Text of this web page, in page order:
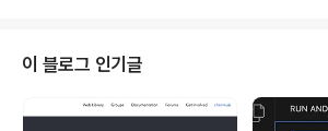
ession Non-max suppression example IOU로 b
ounding box를 예측하다 보면 위처럼 여러 개가 중첩되
어 있을 수 있습니다. 이미지를 여러 개의 grid로 쪼개어
위치를 예측하기 때문이죠. 따라서 예측된 ..
이 블로그 인기글